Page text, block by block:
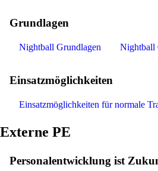
Grundlagen
Nightball Grundlagen Nightball
Einsatzmöglichkeiten
Einsatzmöglichkeiten für normale
Externe PE
Personalentwicklung ist